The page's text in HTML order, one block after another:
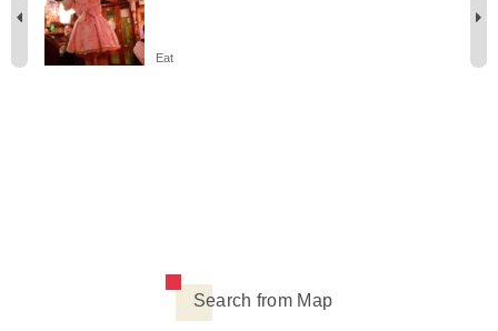
Eat
Search from Map